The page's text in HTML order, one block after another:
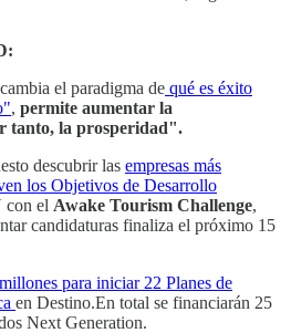
el paradigma de qué es éxito
, permite aumentar la
tanto, la prosperidad".
descubrir las empresas más
los Objetivos de Desarrollo
con el Awake Tourism Challenge,
candidaturas finaliza el próximo 15
para iniciar 22 Planes de
en Destino.En total se financiarán 25
Next Generation.